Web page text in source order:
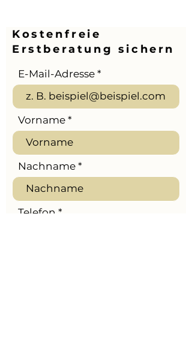
Kostenfreie
Erstberatung sichern
E-Mail-Adresse
Vorname
Nachname
Telefon